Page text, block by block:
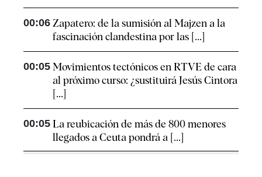
00:06 Zapatero: de la sumisión al Majzen a la
fascinación clandestina por las [...]
00:05 Movimientos tectónicos en RTVE de cara
al próximo curso: ¿sustituirá Jesús Cintora
[...]
00:05 La reubicación de más de 800 menores
llegados a Ceuta pondrá a [...]